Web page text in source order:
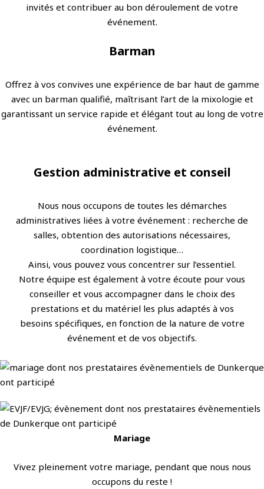
invités et contribuer au bon déroulement de votre
événement.
Barman
Offrez à vos convives une expérience de bar haut de gamme
avec un barman qualifié, maîtrisant l’art de la mixologie et
garantissant un service rapide et élégant tout au long de votre
événement.
Gestion administrative et conseil
Nous nous occupons de toutes les démarches
administratives liées à votre événement : recherche de
salles, obtention des autorisations nécessaires,
coordination logistique…
Ainsi, vous pouvez vous concentrer sur l’essentiel.
Notre équipe est également à votre écoute pour vous
conseiller et vous accompagner dans le choix des
prestations et du matériel les plus adaptés à vos
besoins spécifiques, en fonction de la nature de votre
événement et de vos objectifs.
Mariage
Vivez pleinement votre mariage, pendant que nous nous
occupons du reste !